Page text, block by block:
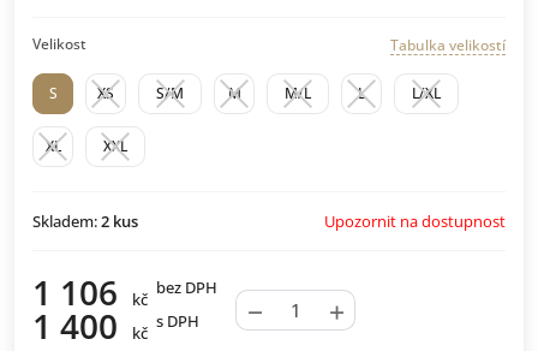
Velikost Tabulka velikostí
S XS S/M M M/L L L/XL
XL XXL
Skladem:2 kus Upozornit na dostupnost
1 106 kč
bez DPH
1 400 kč
s DPH − +